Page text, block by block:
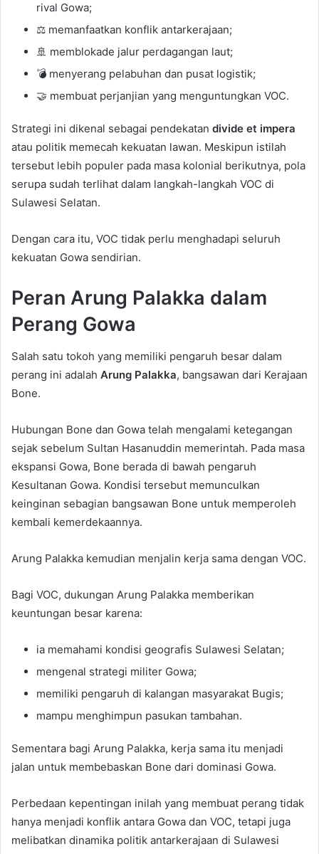
rival Gowa;
⚖️ memanfaatkan konflik antarkerajaan;
🚢 memblokade jalur perdagangan laut;
💣 menyerang pelabuhan dan pusat logistik;
🤝 membuat perjanjian yang menguntungkan VOC.
Strategi ini dikenal sebagai pendekatan divide et impera
atau politik memecah kekuatan lawan. Meskipun istilah
tersebut lebih populer pada masa kolonial berikutnya, pola
serupa sudah terlihat dalam langkah-langkah VOC di
Sulawesi Selatan.
Dengan cara itu, VOC tidak perlu menghadapi seluruh
kekuatan Gowa sendirian.
Peran Arung Palakka dalam
Perang Gowa
Salah satu tokoh yang memiliki pengaruh besar dalam
perang ini adalah Arung Palakka, bangsawan dari Kerajaan
Bone.
Hubungan Bone dan Gowa telah mengalami ketegangan
sejak sebelum Sultan Hasanuddin memerintah. Pada masa
ekspansi Gowa, Bone berada di bawah pengaruh
Kesultanan Gowa. Kondisi tersebut memunculkan
keinginan sebagian bangsawan Bone untuk memperoleh
kembali kemerdekaannya.
Arung Palakka kemudian menjalin kerja sama dengan VOC.
Bagi VOC, dukungan Arung Palakka memberikan
keuntungan besar karena:
ia memahami kondisi geografis Sulawesi Selatan;
mengenal strategi militer Gowa;
memiliki pengaruh di kalangan masyarakat Bugis;
mampu menghimpun pasukan tambahan.
Sementara bagi Arung Palakka, kerja sama itu menjadi
jalan untuk membebaskan Bone dari dominasi Gowa.
Perbedaan kepentingan inilah yang membuat perang tidak
hanya menjadi konflik antara Gowa dan VOC, tetapi juga
melibatkan dinamika politik antarkerajaan di Sulawesi